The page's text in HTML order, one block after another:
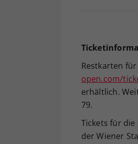
Restkarten
open.com/
erhältlich.
79.
Tickets für die
der Wiener